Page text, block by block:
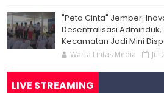
"Peta Cinta" Jember:
Desentralisasi Adminduk,
Kecamatan Jadi Mini
Warta Lintas Media Jul
LIVE STREAMING